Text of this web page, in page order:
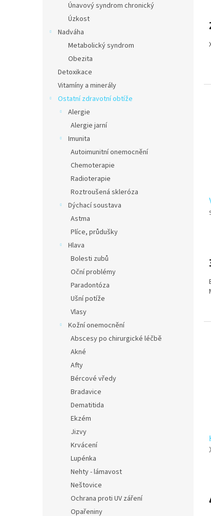
Únavový syndrom chronický
Úzkost
Nadváha
Metabolický syndrom
Obezita
Detoxikace
Vitamíny a minerály
Ostatní zdravotní obtíže
Alergie
Alergie jarní
Imunita
Autoimunitní onemocnění
Chemoterapie
Radioterapie
Roztroušená skleróza
Dýchací soustava
Astma
Plíce, průdušky
Hlava
Bolesti zubů
Oční problémy
Paradontóza
Ušní potíže
Vlasy
Kožní onemocnění
Abscesy po chirurgické léčbě
Akné
Afty
Bércové vředy
Bradavice
Dematitida
Ekzém
Jizvy
Krvácení
Lupénka
Nehty - lámavost
Neštovice
Ochrana proti UV záření
Opařeniny